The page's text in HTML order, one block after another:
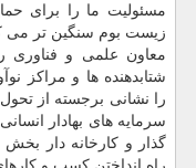
مسئولیت ما را برای
زیست بوم سنگین تر می
معاون علمی و فناوری
شتابدهنده ها و مراكز
را نشانی برجسته از
سرمایه های بهادار
گذار و كارخانه دار
راه انداختن كسب و